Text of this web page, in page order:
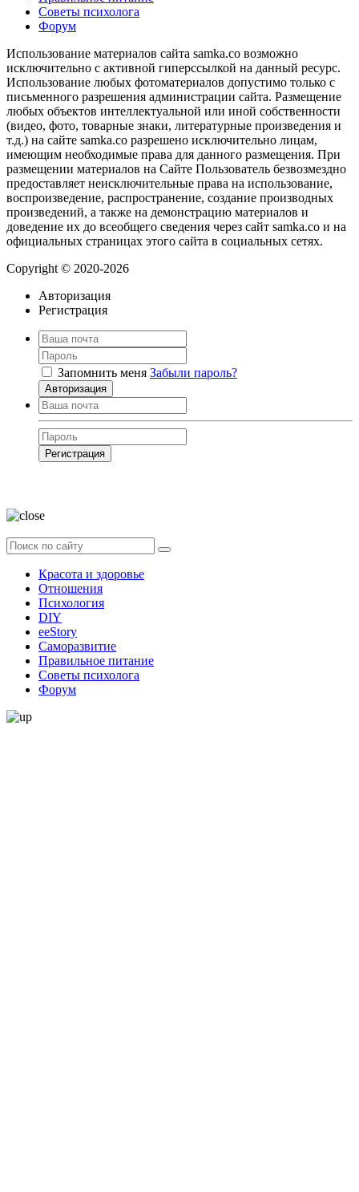
Советы психолога
Форум
Использование материалов сайта samka.co возможно
исключительно с активной гиперссылкой на данный ресурс.
Использование любых фотоматериалов допустимо только с
письменного разрешения администрации сайта. Размещение
любых объектов интеллектуальной или иной собственности
(видео, фото, товарные знаки, литературные произведения и
т.д.) на сайте samka.co разрешено исключительно лицам,
имеющим необходимые права для данного размещения. При
размещении материалов на Сайте Пользователь безвозмездно
предоставляет неисключительные права на использование,
воспроизведение, распространение, создание производных
произведений, а также на демонстрацию материалов и
доведение их до всеобщего сведения через сайт samka.co и на
официальных страницах этого сайта в социальных сетях.
Copyright © 2020-2026
Авторизация
Регистрация
Запомнить меня Забыли пароль?
Авторизация
Регистрация
Красота и здоровье
Отношения
Психология
DIY
ееStory
Саморазвитие
Правильное питание
Советы психолога
Форум